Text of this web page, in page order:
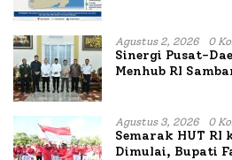
Agustus 2, 2026 0
Sinergi Pusat-
Menhub RI
Agustus 3, 2026 0
Semarak HUT RI
Dimulai, Bupati